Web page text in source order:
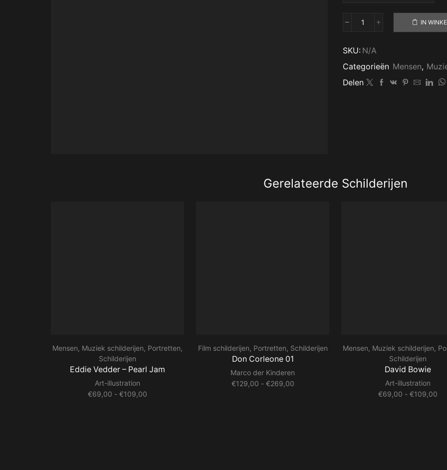
Bruce
aantal
IN
SKU: N/A
Categorieën Mensen,
Delen
Gerelateerde Schilderijen
Mensen, Muziek schilderijen, Portretten,
Schilderijen
Eddie Vedder – Pearl Jam
Art-illustration
€69,00 - €109,00
Film schilderijen, Portretten, Schilderijen
Don Corleone 01
Marco der Kinderen
€129,00 - €269,00Prijsklasse:
Mensen, Muziek schilderijen,
Schilderijen
David Bowie
Art-illustration
€69,00 - €109,00